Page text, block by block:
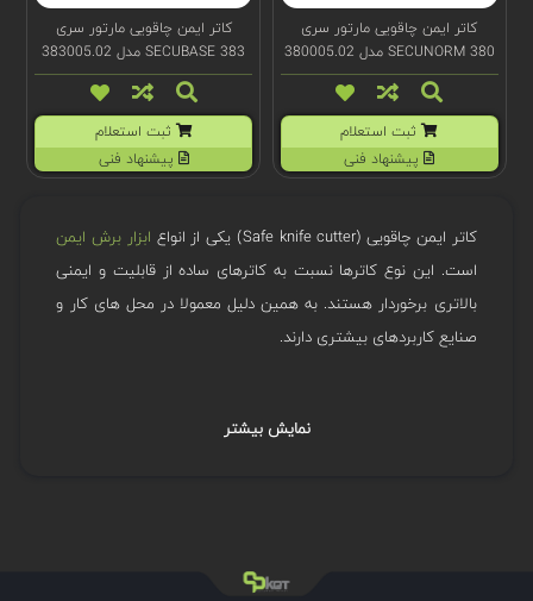
کاتر ایمن چاقویی مارتور سری
SECUNORM 380 مدل 380005.02
ثبت استعلام
پیشنهاد فنی
کاتر ایمن چاقویی مارتور سری
SECUBASE 383 مدل 383005.02
ثبت استعلام
پیشنهاد فنی
کاتر ایمن چاقویی (Safe knife cutter) یکی از انواع
ابزار برش ایمن
است. این نوع کاترها نسبت به کاترهای ساده از قابلیت و ایمنی
بالاتری برخوردار هستند. به همین دلیل معمولا در محل های کار و
صنایع کاربردهای بیشتری دارند.
ساختار کاتر ایمن چاقویی
کاترهای چاقویی از عمق برش زیادی برخوردار هستند. به طوری که
نمایش بیشتر